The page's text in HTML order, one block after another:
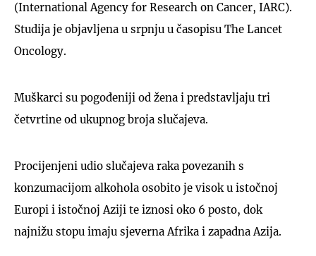
(International Agency for Research on Cancer, IARC).
Studija je objavljena u srpnju u časopisu The Lancet
Oncology.
Muškarci su pogođeniji od žena i predstavljaju tri
četvrtine od ukupnog broja slučajeva.
Procijenjeni udio slučajeva raka povezanih s
konzumacijom alkohola osobito je visok u istočnoj
Europi i istočnoj Aziji te iznosi oko 6 posto, dok
najnižu stopu imaju sjeverna Afrika i zapadna Azija.